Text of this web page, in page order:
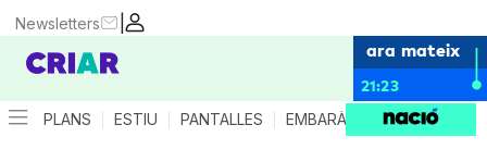
|
Newsletters
ara mateix
21:23
PLANS ESTIU PANTALLES EMBARÀS CRIANÇA